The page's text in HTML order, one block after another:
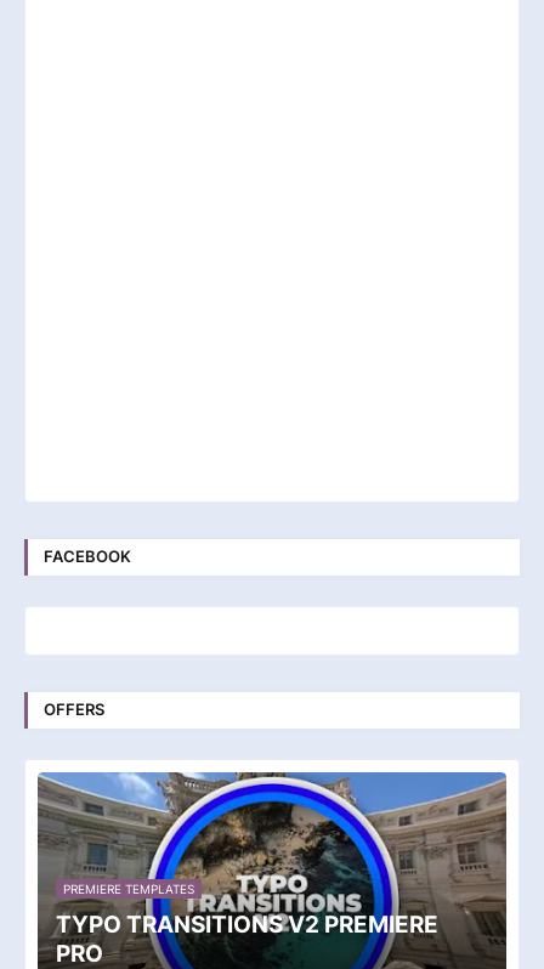
FACEBOOK
OFFERS
PREMIERE TEMPLATES
TYPO TRANSITIONS V2 PREMIERE
PRO